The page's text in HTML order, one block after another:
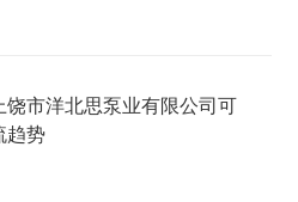
市洋北思泵业有限公司可
趋势